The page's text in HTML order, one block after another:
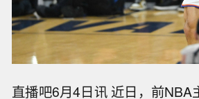
直播吧6月4日讯 近日，前NBA